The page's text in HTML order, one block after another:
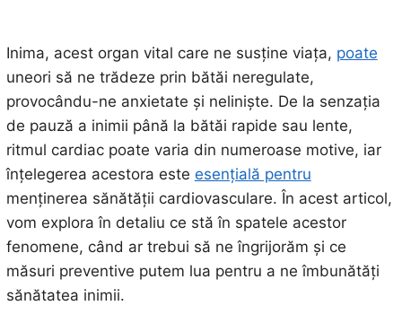
Inima, acest organ vital care ne susține viața, poate
uneori să ne trădeze prin bătăi neregulate,
provocându-ne anxietate și neliniște. De la senzația
de pauză a inimii până la bătăi rapide sau lente,
ritmul cardiac poate varia din numeroase motive, iar
înțelegerea acestora este esențială pentru
menținerea sănătății cardiovasculare. În acest articol,
vom explora în detaliu ce stă în spatele acestor
fenomene, când ar trebui să ne îngrijorăm și ce
măsuri preventive putem lua pentru a ne îmbunătăți
sănătatea inimii.